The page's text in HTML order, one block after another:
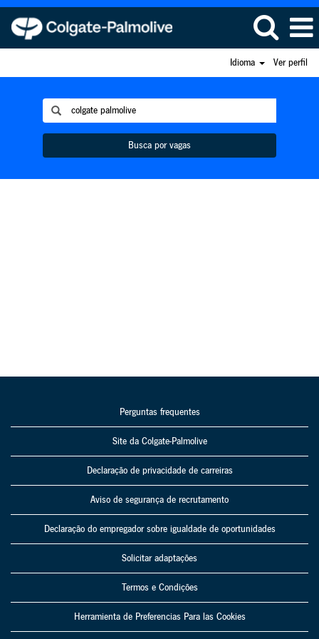
Idioma Ver perfil
Busca por vagas
Perguntas frequentes
Site da Colgate-Palmolive
Declaração de privacidade de carreiras
Aviso de segurança de recrutamento
Declaração do empregador sobre igualdade de oportunidades
Solicitar adaptações
Termos e Condições
Herramienta de Preferencias Para las Cookies